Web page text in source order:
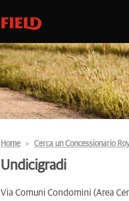
Home Cerca un Concessionario
Undicigradi
Via Comuni Condomini (Area